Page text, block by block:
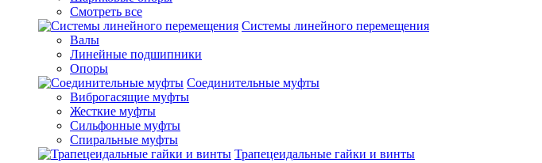
Смотреть все
Системы линейного перемещения
Валы
Линейные подшипники
Опоры
Соединительные муфты
Виброгасящие муфты
Жесткие муфты
Сильфонные муфты
Спиральные муфты
Трапецеидальные гайки и винты